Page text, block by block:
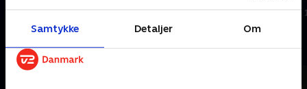
Samtykke Detaljer Om
Andre så også